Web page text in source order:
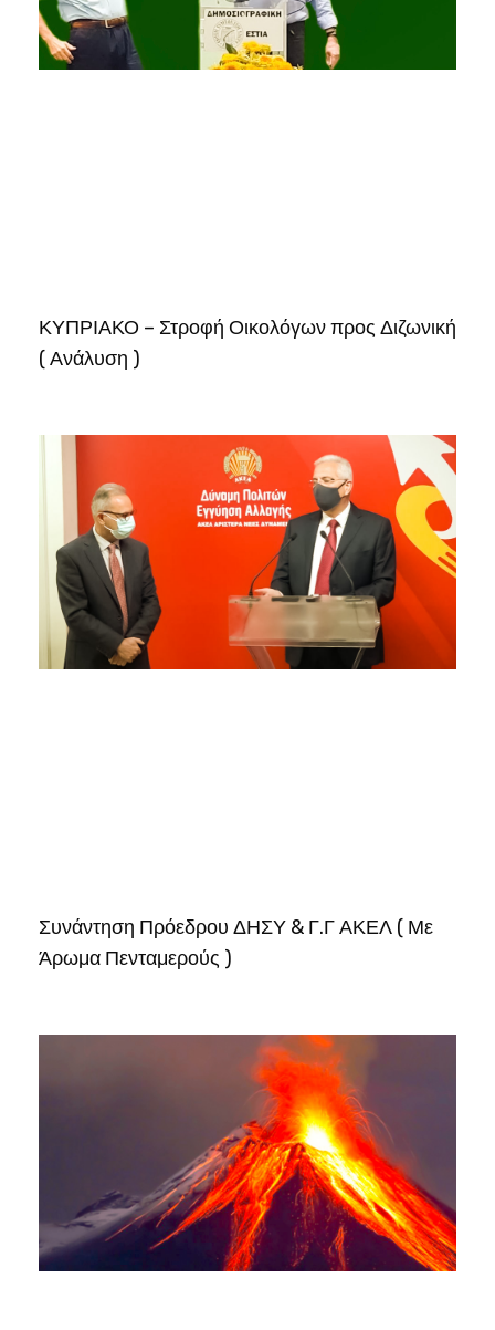
ΚΥΠΡΙΑΚΟ – Στροφή Οικολόγων προς Διζωνική
( Ανάλυση )
Συνάντηση Πρόεδρου ΔΗΣΥ & Γ.Γ ΑΚΕΛ ( Με
Άρωμα Πενταμερούς )